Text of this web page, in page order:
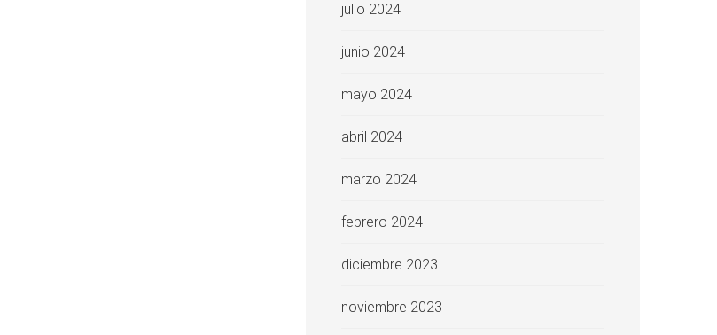
julio 2024
junio 2024
mayo 2024
abril 2024
marzo 2024
febrero 2024
diciembre 2023
noviembre 2023